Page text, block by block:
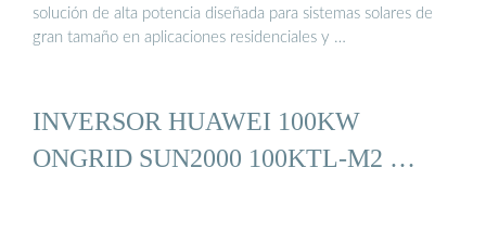
solución de alta potencia diseñada para sistemas solares de
gran tamaño en aplicaciones residenciales y …
INVERSOR HUAWEI 100KW
ONGRID SUN2000 100KTL-M2 …